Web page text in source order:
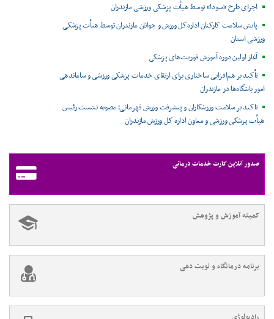
اجرای طرح «سودا» توسط هیأت پزشکی ورزشی مازندران
پایش سلامت کارکنان اداره‌کل ورزش و جوانان مازندران توسط هیأت پزشکی
ورزشی استان
آغاز اولین دوره آموزش فوریت‌های پزشکی
تأکید بر هم‌افزایی ساختاری برای ارتقای خدمات پزشکی ورزشی و ساماندهی
امور باشگاه‌ها در مازندران
تاکید بر سلامت ورزشکاران و پیشرفت ورزش قهرمانی؛ مصوبه نشست رئیس
هیأت پزشکی ورزشی و معاون اداره کل ورزش مازندران
صدور آنلاین کارت خدمات درمانی
کمیته آموزش و پژوهش
برنامه درمانگاه و نوبت دهی